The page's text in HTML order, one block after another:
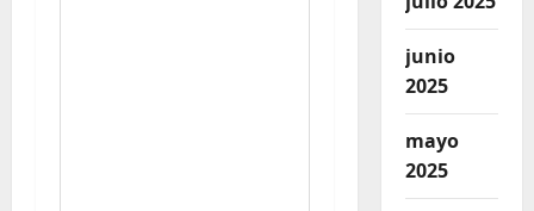
junio
2025
mayo
2025